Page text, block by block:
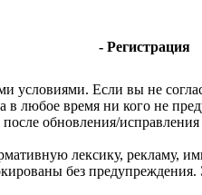
- Регистрация
условиями. Если вы не
в любое время ни кого не
обновления/
лексику, рекламу,
без предупреждения.